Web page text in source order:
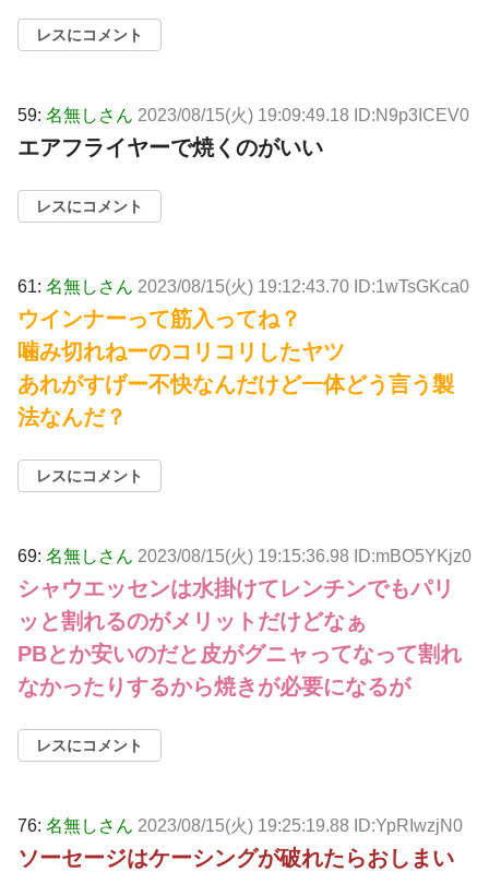
レスにコメント
59: 名無しさん 2023/08/15(火) 19:09:49.18 ID:N9p3ICEV0
エアフライヤーで焼くのがいい
レスにコメント
61: 名無しさん 2023/08/15(火) 19:12:43.70 ID:1wTsGKca0
ウインナーって筋入ってね？
噛み切れねーのコリコリしたヤツ
あれがすげー不快なんだけど一体どう言う製
法なんだ？
レスにコメント
69: 名無しさん 2023/08/15(火) 19:15:36.98 ID:mBO5YKjz0
シャウエッセンは水掛けてレンチンでもパリ
ッと割れるのがメリットだけどなぁ
PBとか安いのだと皮がグニャってなって割れ
なかったりするから焼きが必要になるが
レスにコメント
76: 名無しさん 2023/08/15(火) 19:25:19.88 ID:YpRIwzjN0
ソーセージはケーシングが破れたらおしまい